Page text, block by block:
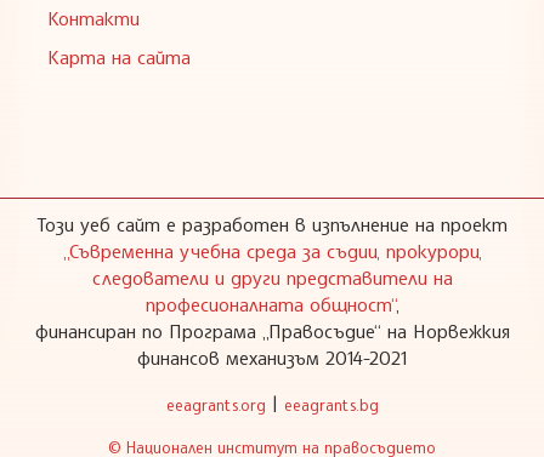
Контакти
Карта на сайта
Този уеб сайт е разработен в изпълнение на проект
„Съвременна учебна среда за съдии, прокурори,
следователи и други представители на
професионалната общност“,
финансиран по Програма „Правосъдие“ на Норвежкия
финансов механизъм 2014-2021
eeagrants.org | eeagrants.bg
© Национален институт на правосъдието